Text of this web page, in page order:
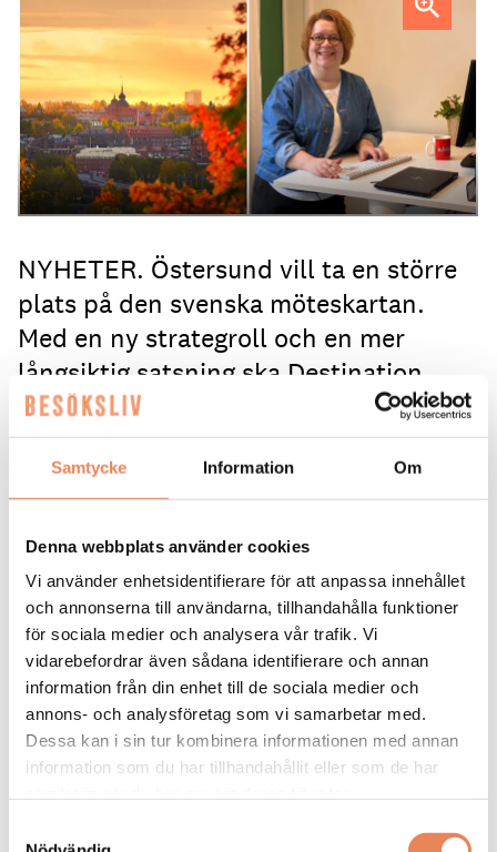
Samtycke Information Om
Denna webbplats använder cookies
Vi använder enhetsidentifierare för att anpassa innehållet
och annonserna till användarna, tillhandahålla funktioner
för sociala medier och analysera vår trafik. Vi
vidarebefordrar även sådana identifierare och annan
information från din enhet till de sociala medier och
annons- och analysföretag som vi samarbetar med.
Dessa kan i sin tur kombinera informationen med annan
information som du har tillhandahållit eller som de har
Karin Riddar, strateg för möten på Destination Östersund.
NYHETER. Östersund vill ta en större
plats på den svenska möteskartan.
Med en ny strategroll och en mer
långsiktig satsning ska Destination
Östersund locka fler nationella och
internationella möten och kongresser
till staden.
Storsjöyran samlar publik varje sommar och
Östersund är en etablerad evenemangs- och
turistdestination året runt. Samtidigt arrangeras
relativt få större möten och konferenser i staden.
– Vi finns på kartan när det gäller evenemang, men
när det gäller möten och konferenser – trots
universitet och en stor region – så sker det för lite
möten här om man tittar på snittet, säger Karin
Riddar som nyligen tillträtt som strateg för möten
på Destination Östersund.